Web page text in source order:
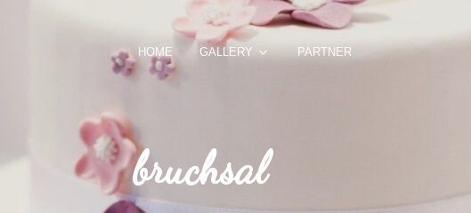
HOME GALLERY PARTNER
bruchsal